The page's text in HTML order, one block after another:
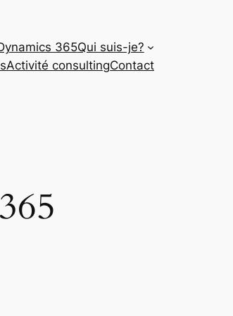
365Qui suis-je?
Activité consultingContact